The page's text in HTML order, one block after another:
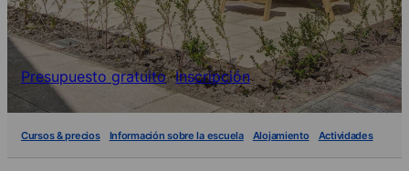
Presupuesto gratuito Inscripción
Cursos & precios Información sobre la escuela Alojamiento Actividades